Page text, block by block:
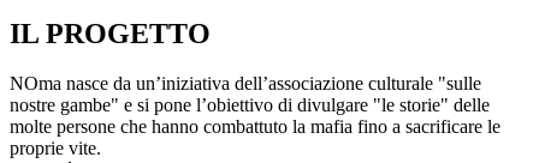
IL PROGETTO
NOma nasce da un’iniziativa dell’associazione culturale "sulle
nostre gambe" e si pone l’obiettivo di divulgare "le storie" delle
molte persone che hanno combattuto la mafia fino a sacrificare le
proprie vite.